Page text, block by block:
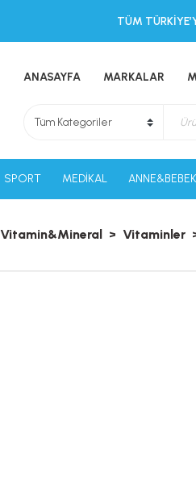
TÜM
ANASAYFA MARKALAR
SPORT MEDİKAL ANNE&BEBEK
Vitamin&Mineral Vitaminler